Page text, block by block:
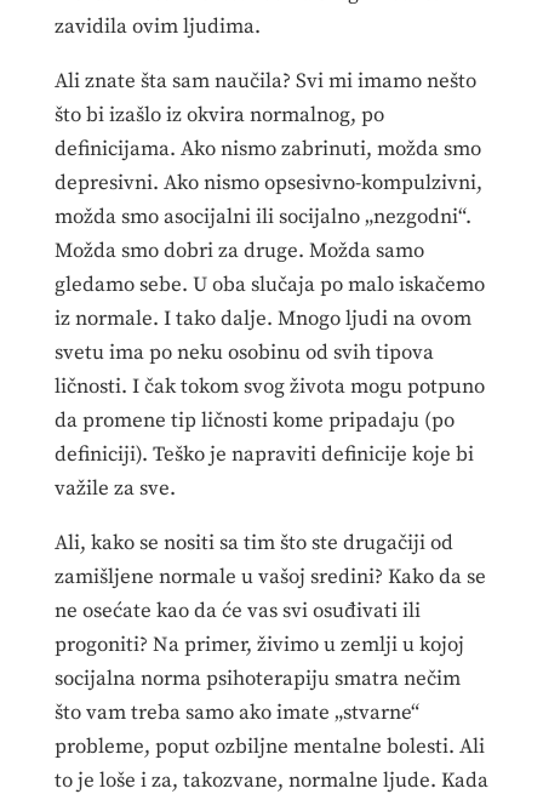
zavidila ovim ljudima.
Ali znate šta sam naučila? Svi mi imamo nešto
što bi izašlo iz okvira normalnog, po
definicijama. Ako nismo zabrinuti, možda smo
depresivni. Ako nismo opsesivno-kompulzivni,
možda smo asocijalni ili socijalno „nezgodni“.
Možda smo dobri za druge. Možda samo
gledamo sebe. U oba slučaja po malo iskačemo
iz normale. I tako dalje. Mnogo ljudi na ovom
svetu ima po neku osobinu od svih tipova
ličnosti. I čak tokom svog života mogu potpuno
da promene tip ličnosti kome pripadaju (po
definiciji). Teško je napraviti definicije koje bi
važile za sve.
Ali, kako se nositi sa tim što ste drugačiji od
zamišljene normale u vašoj sredini? Kako da se
ne osećate kao da će vas svi osuđivati ili
progoniti? Na primer, živimo u zemlji u kojoj
socijalna norma psihoterapiju smatra nečim
što vam treba samo ako imate „stvarne“
probleme, poput ozbiljne mentalne bolesti. Ali
to je loše i za, takozvane, normalne ljude. Kada